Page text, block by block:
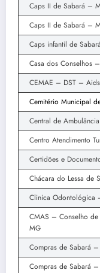
Caps II de Sabará –
Caps II de Sabará –
Caps infantil de
Casa dos Conselhos
CEMAE – DST –
Cemitério Municipal
Central de
Centro Atendimento
Certidões e
Chácara do Lessa de
Clinica Odontológica
CMAS – Conselho
MG
Compras de Sabará
Compras de Sabará